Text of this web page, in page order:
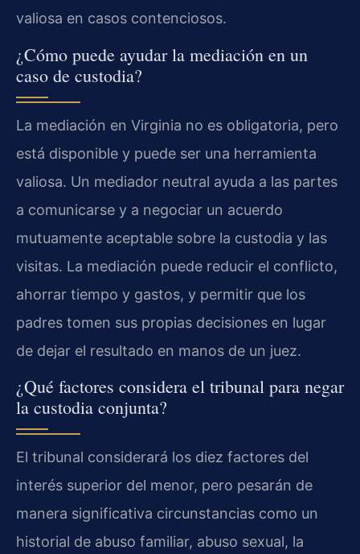
valiosa en casos contenciosos.
¿Cómo puede ayudar la mediación en un
caso de custodia?
La mediación en Virginia no es obligatoria, pero
está disponible y puede ser una herramienta
valiosa. Un mediador neutral ayuda a las partes
a comunicarse y a negociar un acuerdo
mutuamente aceptable sobre la custodia y las
visitas. La mediación puede reducir el conflicto,
ahorrar tiempo y gastos, y permitir que los
padres tomen sus propias decisiones en lugar
de dejar el resultado en manos de un juez.
¿Qué factores considera el tribunal para negar
la custodia conjunta?
El tribunal considerará los diez factores del
interés superior del menor, pero pesarán de
manera significativa circunstancias como un
historial de abuso familiar, abuso sexual, la